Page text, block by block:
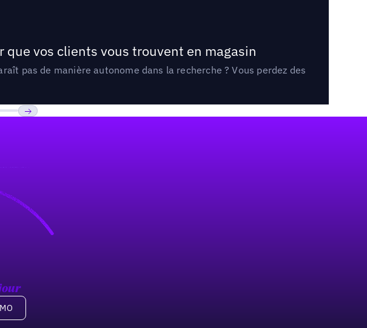
que vos clients vous trouvent en magasin
pas de manière autonome dans la recherche ? Vous perdez des